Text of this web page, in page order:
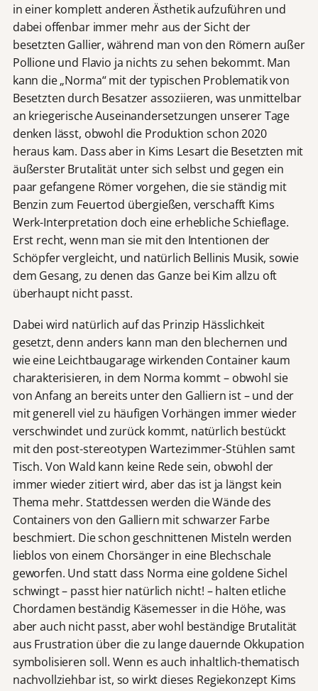
in einer komplett anderen Ästhetik aufzuführen und
dabei offenbar immer mehr aus der Sicht der
besetzten Gallier, während man von den Römern außer
Pollione und Flavio ja nichts zu sehen bekommt. Man
kann die „Norma“ mit der typischen Problematik von
Besetzten durch Besatzer assoziieren, was unmittelbar
an kriegerische Auseinandersetzungen unserer Tage
denken lässt, obwohl die Produktion schon 2020
heraus kam. Dass aber in Kims Lesart die Besetzten mit
äußerster Brutalität unter sich selbst und gegen ein
paar gefangene Römer vorgehen, die sie ständig mit
Benzin zum Feuertod übergießen, verschafft Kims
Werk-Interpretation doch eine erhebliche Schieflage.
Erst recht, wenn man sie mit den Intentionen der
Schöpfer vergleicht, und natürlich Bellinis Musik, sowie
dem Gesang, zu denen das Ganze bei Kim allzu oft
überhaupt nicht passt.
Dabei wird natürlich auf das Prinzip Hässlichkeit
gesetzt, denn anders kann man den blechernen und
wie eine Leichtbaugarage wirkenden Container kaum
charakterisieren, in dem Norma kommt – obwohl sie
von Anfang an bereits unter den Galliern ist – und der
mit generell viel zu häufigen Vorhängen immer wieder
verschwindet und zurück kommt, natürlich bestückt
mit den post-stereotypen Wartezimmer-Stühlen samt
Tisch. Von Wald kann keine Rede sein, obwohl der
immer wieder zitiert wird, aber das ist ja längst kein
Thema mehr. Stattdessen werden die Wände des
Containers von den Galliern mit schwarzer Farbe
beschmiert. Die schon geschnittenen Misteln werden
lieblos von einem Chorsänger in eine Blechschale
geworfen. Und statt dass Norma eine goldene Sichel
schwingt – passt hier natürlich nicht! – halten etliche
Chordamen beständig Käsemesser in die Höhe, was
aber auch nicht passt, aber wohl beständige Brutalität
aus Frustration über die zu lange dauernde Okkupation
symbolisieren soll. Wenn es auch inhaltlich-thematisch
nachvollziehbar ist, so wirkt dieses Regiekonzept Kims